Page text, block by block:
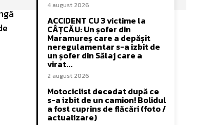
4 august 2026
ACCIDENT CU 3 victime la
CÂȚCĂU: Un șofer din
Maramureș care a depășit
neregulamentar s-a izbit de
un șofer din Sălaj care a
virat...
2 august 2026
Motociclist decedat după ce
s-a izbit de un camion! Bolidul
a fost cuprins de flăcări (foto /
actualizare)